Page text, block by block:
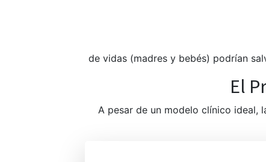
de vidas (madres y bebés) podrían
El
A pesar de un modelo clínico ideal,